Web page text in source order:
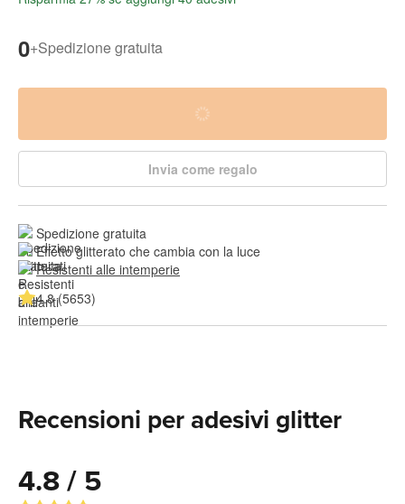
0+Spedizione gratuita
Invia come regalo
Spedizione gratuita
Effetto glitterato che cambia con la luce
Resistenti alle intemperie
4.8 (5653)
Recensioni per adesivi glitter
4.8 / 5